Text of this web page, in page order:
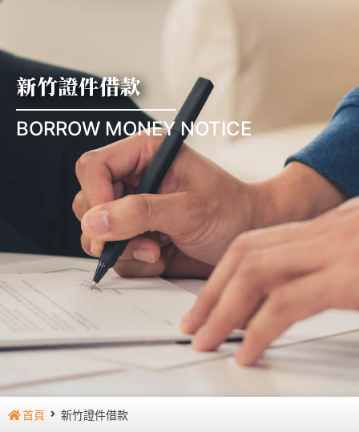
新竹證件借款
BORROW MONEY NOTICE
首頁 新竹證件借款